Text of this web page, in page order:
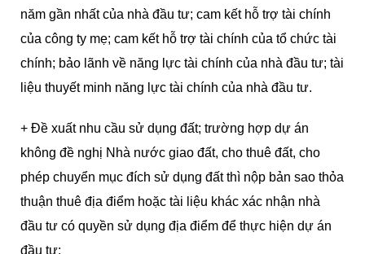
năm gần nhất của nhà đầu tư; cam kết hỗ trợ tài chính
của công ty mẹ; cam kết hỗ trợ tài chính của tổ chức tài
chính; bảo lãnh về năng lực tài chính của nhà đầu tư; tài
liệu thuyết minh năng lực tài chính của nhà đầu tư.
+ Đề xuất nhu cầu sử dụng đất; trường hợp dự án
không đề nghị Nhà nước giao đất, cho thuê đất, cho
phép chuyển mục đích sử dụng đất thì nộp bản sao thỏa
thuận thuê địa điểm hoặc tài liệu khác xác nhận nhà
đầu tư có quyền sử dụng địa điểm để thực hiện dự án
đầu tư;